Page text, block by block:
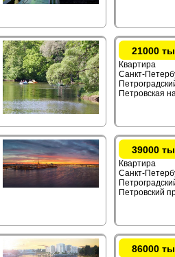
21000
Квартира
Санкт-
Петровская
39000
Квартира
Санкт-
Петровский
86000